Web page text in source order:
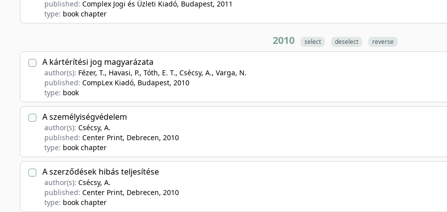
published: Complex Jogi és Üzleti Kiadó, Budapest, 2011
type: book chapter
2010 select deselect reverse
A kártérítési jog magyarázata
author(s): Fézer, T., Havasi, P., Tóth, E. T., Csécsy, A., Varga, N.
published: CompLex Kiadó, Budapest, 2010
type: book
A személyiségvédelem
author(s): Csécsy, A.
published: Center Print, Debrecen, 2010
type: book chapter
A szerződések hibás teljesítése
author(s): Csécsy, A.
published: Center Print, Debrecen, 2010
type: book chapter